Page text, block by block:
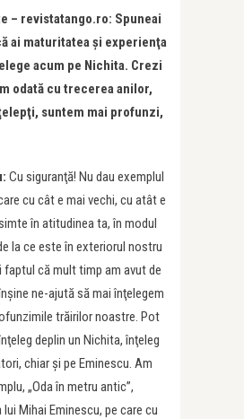
– revistatango.ro: Spuneai
ai maturitatea şi experienţa
acum pe Nichita. Crezi
odată cu trecerea anilor,
suntem mai profunzi,
Cu siguranţă! Nu dau exemplul
cu cât e mai vechi, cu atât e
în atitudinea ta, în modul
la ce este în exteriorul nostru
faptul că mult timp am avut de
ne-ajută să mai înţelegem
trăirilor noastre. Pot
deplin un Nichita, înţeleg
chiar şi pe Eminescu. Am
„Oda în metru antic”,
Mihai Eminescu, pe care cu